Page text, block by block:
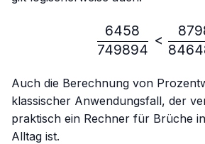
749894
6458
<
Auch die Berechnung von
klassischer Anwendungsfall, der
praktisch ein Rechner für Brüche
Alltag ist.